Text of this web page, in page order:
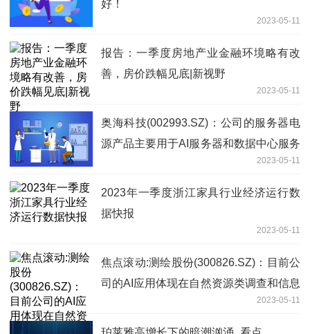
好！
2023-05-11
报告：一季度房地产业金融环境略有改
善，房价跌幅见底|新视野
2023-05-11
奥海科技(002993.SZ)：公司的服务器电
源产品主要用于AI服务器和数据中心服务
2023-05-11
2023年一季度浙江家具行业经济运行数
据快报
2023-05-11
焦点滚动:测绘股份(300826.SZ)：目前公
司的AI应用体现在自然资源类调查和信息
2023-05-11